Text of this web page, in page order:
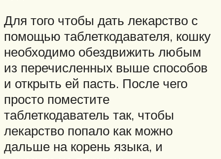
Для того чтобы дать лекарство с
помощью таблеткодавателя, кошку
необходимо обездвижить любым
из перечисленных выше способов
и открыть ей пасть. После чего
просто поместите
таблеткодаватель так, чтобы
лекарство попало как можно
дальше на корень языка, и